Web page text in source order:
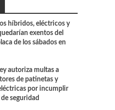
híbridos, eléctricos y
exentos del
de los sábados en
autoriza multas a
de patinetas y
por incumplir
seguridad